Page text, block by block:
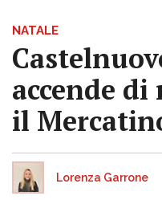
NATALE
accende
il
Lorenza Garrone